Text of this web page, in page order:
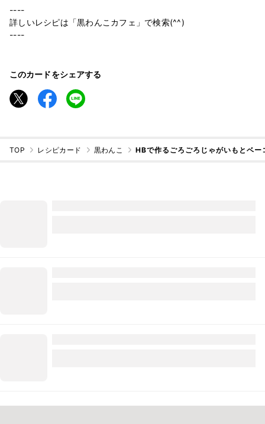
----
詳しいレシピは「黒わんこカフェ」で検索(^^)
----
このカードをシェアする
TOP レシピカード 黒わんこ HBで作るごろごろじゃがいもとベー